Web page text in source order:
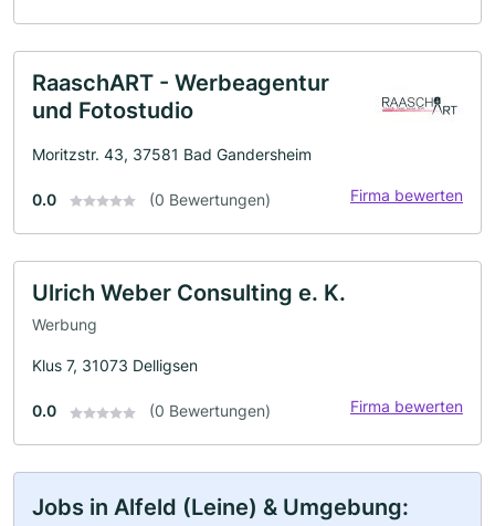
RaaschART - Werbeagentur
und Fotostudio
Moritzstr. 43, 37581 Bad Gandersheim
0.0 (0 Bewertungen) Firma bewerten
Ulrich Weber Consulting e. K.
Werbung
Klus 7, 31073 Delligsen
0.0 (0 Bewertungen) Firma bewerten
Jobs in Alfeld (Leine) & Umgebung: